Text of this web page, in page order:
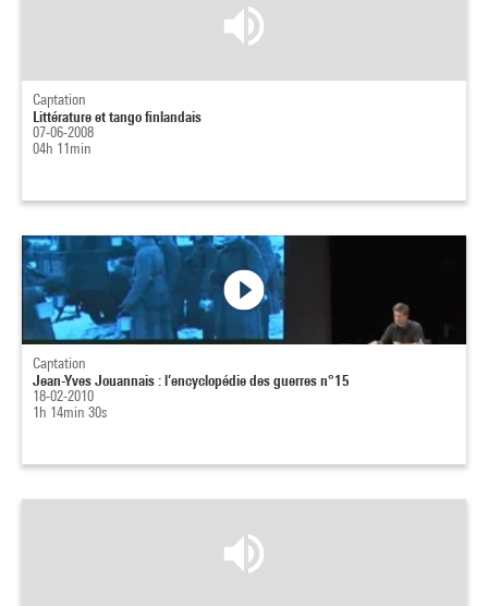
Captation
Littérature et tango finlandais
07-06-2008
04h 11min
Captation
Jean-Yves Jouannais : l’encyclopédie des guerres n°15
18-02-2010
1h 14min 30s